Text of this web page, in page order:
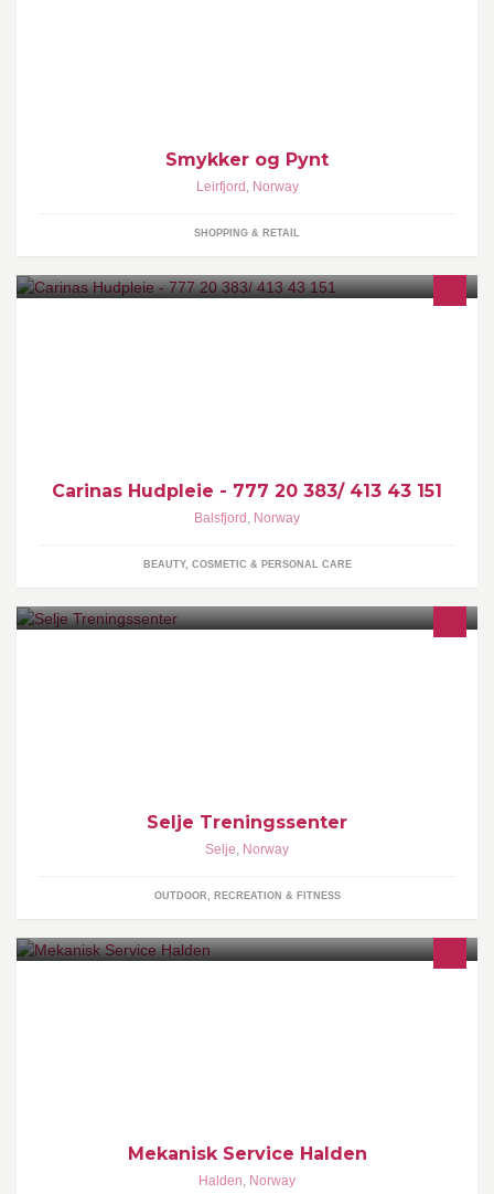
Smykker og Pynt
Leirfjord , Norway
SHOPPING & RETAIL
Carinas Hudpleie - 777 20 383/ 413 43 151
Balsfjord , Norway
BEAUTY, COSMETIC & PERSONAL CARE
Selje Treningssenter
Selje, Norway
OUTDOOR, RECREATION & FITNESS
Mekanisk Service Halden
Halden, Norway